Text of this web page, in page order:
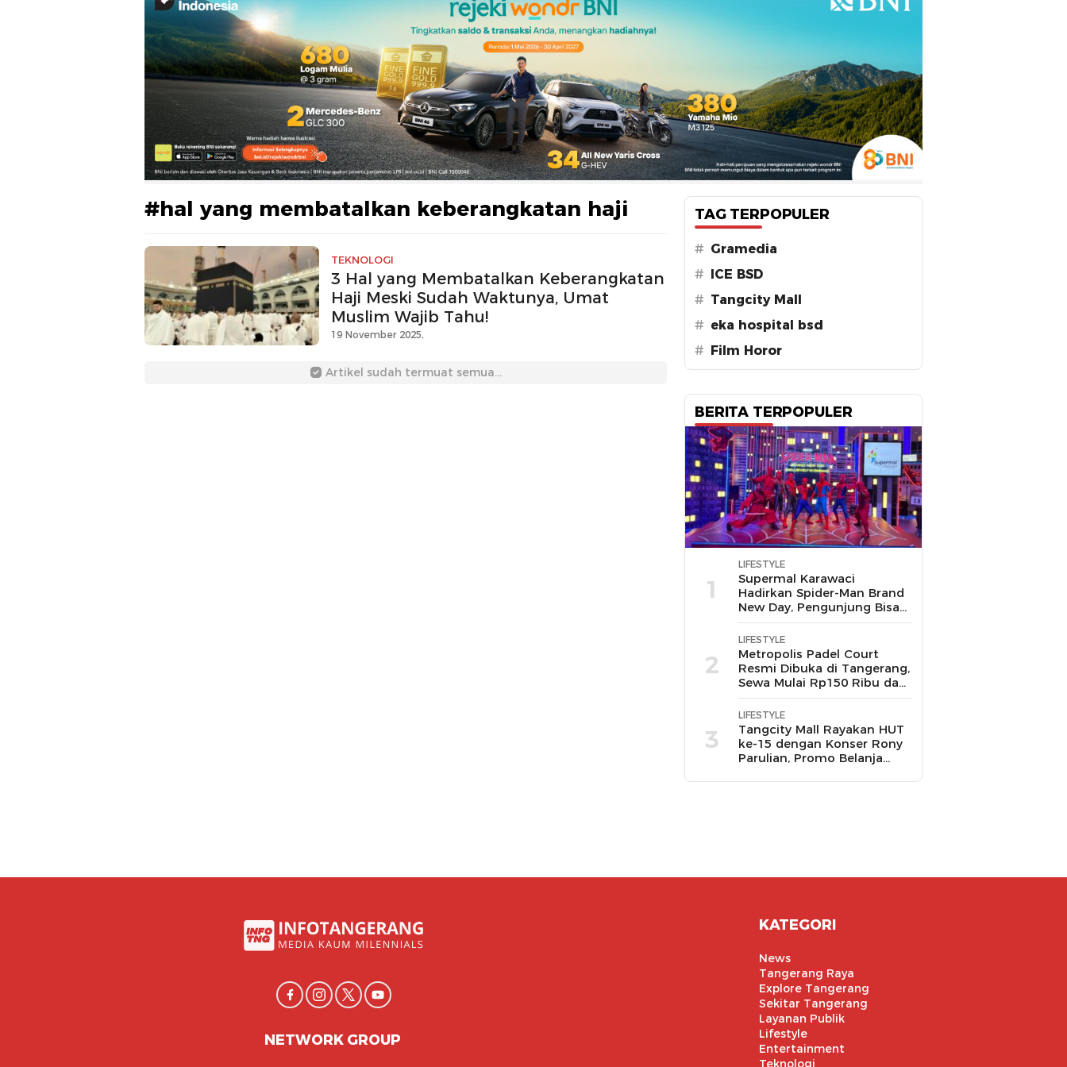
#hal yang membatalkan keberangkatan haji
TEKNOLOGI
3 Hal yang Membatalkan Keberangkatan
Haji Meski Sudah Waktunya, Umat
Muslim Wajib Tahu!
19 November 2025,
Artikel sudah termuat semua...
TAG TERPOPULER
# Gramedia
# ICE BSD
# Tangcity Mall
# eka hospital bsd
# Film Horor
BERITA TERPOPULER
1
LIFESTYLE
Supermal Karawaci
Hadirkan Spider-Man Brand
New Day, Pengunjung Bisa
Main, Bertemu Spider-Man
Langsung
2
LIFESTYLE
Metropolis Padel Court
Resmi Dibuka di Tangerang,
Sewa Mulai Rp150 Ribu dan
Ada Promo Gratis Bola
Padel
3
LIFESTYLE
Tangcity Mall Rayakan HUT
ke-15 dengan Konser Rony
Parulian, Promo Belanja
NETWORK GROUP
KATEGORI
News
Tangerang Raya
Explore Tangerang
Sekitar Tangerang
Layanan Publik
Lifestyle
Entertainment
Teknologi